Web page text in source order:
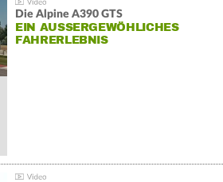
Die Alpine A390 GTS
EIN AUSSERGEWÖHLICHES F
AHRERLEBNIS